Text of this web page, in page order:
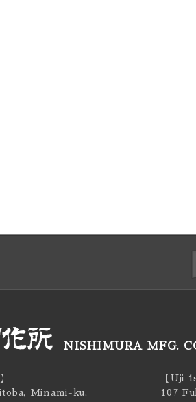
NISHIMURA MFG.
Minami-ku,
【Uji
107